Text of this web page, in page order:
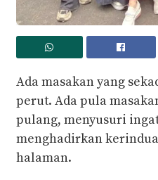
Ada masakan yang
perut. Ada pula
pulang, menyusuri
menghadirkan
halaman.